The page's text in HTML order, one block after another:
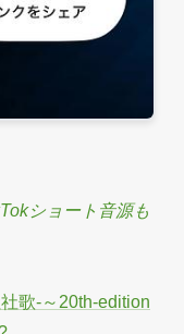
ショート音源も
歌-～20th-edition